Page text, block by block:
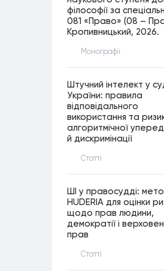
філософії за
081 «Право» (08 –
Кропивницький, 2026.
Монографiї
Штучний інтелект у
України: правила
відповідального
використання та
алгоритмічної
й дискримінації
Статтi
ШІ у правосудді:
HUDERIA для оцінки
щодо прав людини,
демократії і
прав
Статтi